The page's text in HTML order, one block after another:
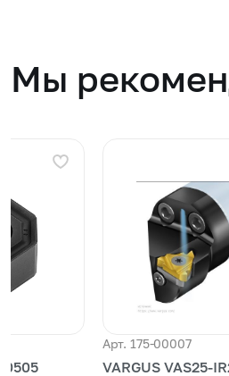
Мы
Арт. 175-00007
VARGUS VAS25-